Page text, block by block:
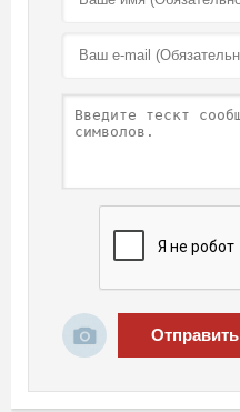
Отправить